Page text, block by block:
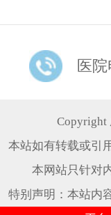
医院
Copyright
本站如有转载或引
本网站只针对
特别声明：本站内